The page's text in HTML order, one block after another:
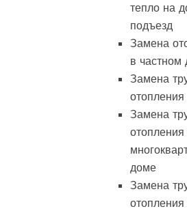
тепло на
подъезд
Замена
в частном
Замена
отопления
Замена
отопления
доме
Замена